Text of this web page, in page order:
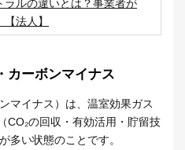
ラルの違いとは？事業者が
法人】
カーボンマイナス
マイナス）は、温室効果ガス
CO₂の回収・有効活用・貯留技
多い状態のことです。